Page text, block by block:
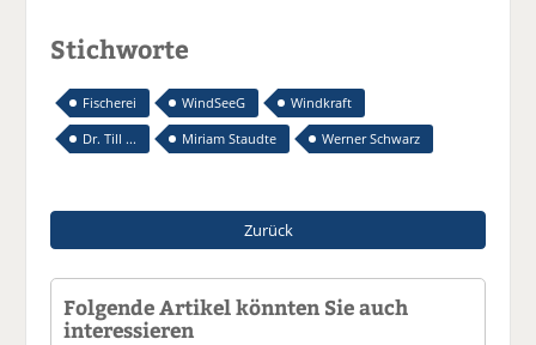
Stichworte
Fischerei WindSeeG
Windkraft
Dr. Till ...
Miriam Staudte Werner Schwarz
Zurück
Folgende Artikel könnten Sie auch
interessieren